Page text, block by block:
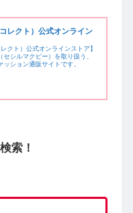
レクト）公式オンライン
クト）公式オンラインストア】
シルマクビー）を取り扱う、
ション通販サイトです。
索！